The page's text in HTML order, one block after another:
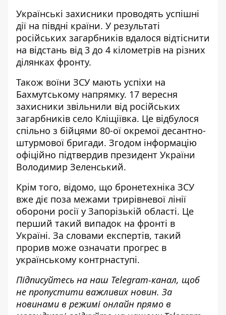
Українські захисники проводять успішні
дії на півдні країни. У результаті
російських загарбників вдалося відтіснити
на відстань від 3 до 4 кілометрів на різних
ділянках фронту.
Також воїни ЗСУ мають успіхи на
Бахмутському напрямку. 17 вересня
захисники звільнили від російських
загарбників село Кліщіївка. Це відбулося
спільно з бійцями 80-ої окремої десантно-
штурмової бригади. Згодом інформацію
офіційно підтвердив президент України
Володимир Зеленський.
Крім того, відомо, що бронетехніка ЗСУ
вже діє поза межами трирівневої лінії
оборони росії у Запорізькій області. Це
перший такий випадок на фронті в
Україні. За словами експертів, такий
прорив може означати прогрес в
українському контрнаступі.
Підписуйтесь на наш Telegram-канал, щоб
не пропустити важливих новин. За
новинами в режимі онлайн прямо в